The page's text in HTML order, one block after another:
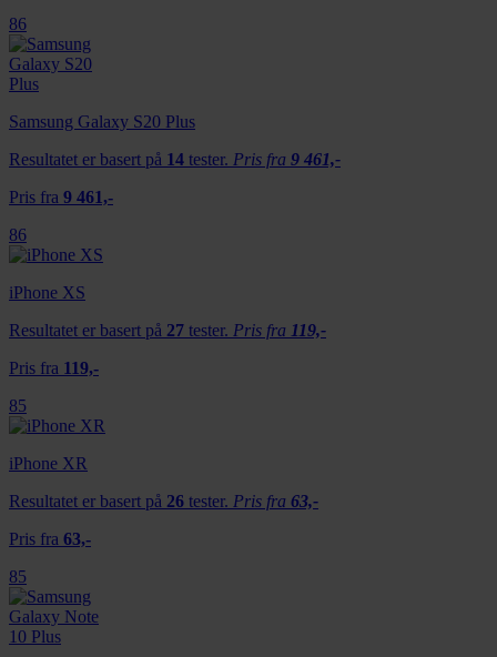
86
Samsung Galaxy S20 Plus
Resultatet er basert på 14 tester. Pris fra 9 461,-
Pris fra 9 461,-
86
iPhone XS
Resultatet er basert på 27 tester. Pris fra 119,-
Pris fra 119,-
85
iPhone XR
Resultatet er basert på 26 tester. Pris fra 63,-
Pris fra 63,-
85